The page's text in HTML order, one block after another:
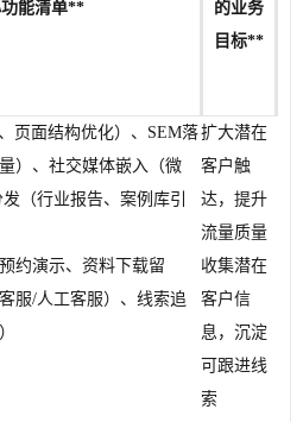
能清单**
的业务
目标**
页面结构优化）、SEM落
）、社交媒体嵌入（微
（行业报告、案例库引
扩大潜在
客户触
达，提升
流量质量
约演示、资料下载留
服/人工客服）、线索追
收集潜在
客户信
息，沉淀
可跟进线
索